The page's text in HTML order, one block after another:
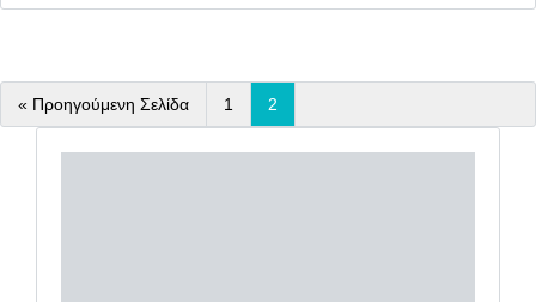
« Προηγούμενη Σελίδα 1 2